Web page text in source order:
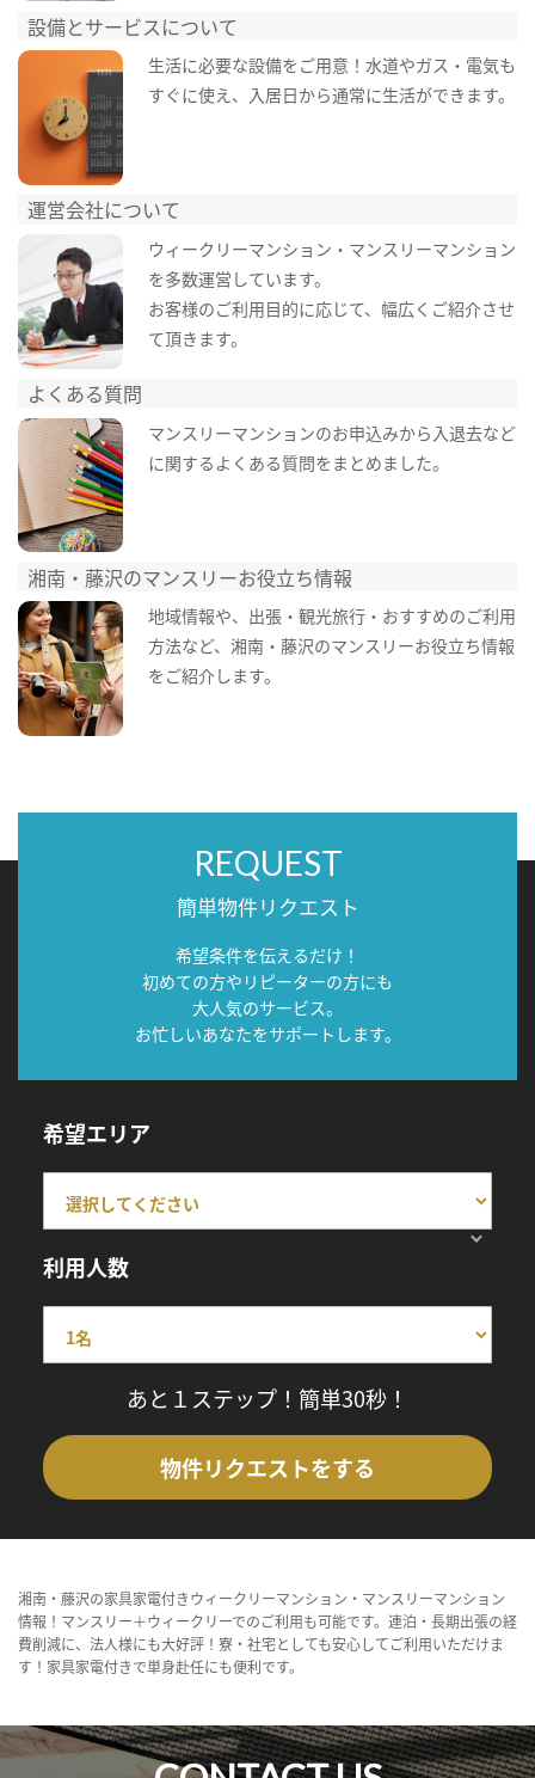
設備とサービスについて
生活に必要な設備をご用意！水道やガス・電気も
すぐに使え、入居日から通常に生活ができます。
運営会社について
ウィークリーマンション・マンスリーマンション
を多数運営しています。
お客様のご利用目的に応じて、幅広くご紹介させ
て頂きます。
よくある質問
マンスリーマンションのお申込みから入退去など
に関するよくある質問をまとめました。
湘南・藤沢のマンスリーお役立ち情報
地域情報や、出張・観光旅行・おすすめのご利用
方法など、湘南・藤沢のマンスリーお役立ち情報
をご紹介します。
REQUEST
簡単物件リクエスト
希望条件を伝えるだけ！
初めての方やリピーターの方にも
大人気のサービス。
お忙しいあなたをサポートします。
希望エリア
利用人数
あと１ステップ！簡単30秒！
物件リクエストをする
湘南・藤沢の家具家電付きウィークリーマンション・マンスリーマンション
情報！マンスリー＋ウィークリーでのご利用も可能です。連泊・長期出張の経
費削減に、法人様にも大好評！寮・社宅としても安心してご利用いただけま
す！家具家電付きで単身赴任にも便利です。